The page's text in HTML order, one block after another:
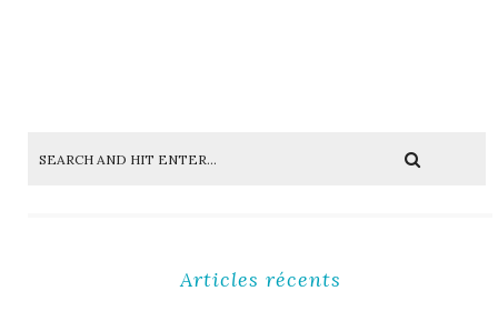
Articles récents